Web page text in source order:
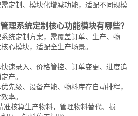
需定制、模块化增减功能，适配不同规模
理系统定制核心功能模块有哪些？
统定制方案，需覆盖订单、生产、物
心模块，适配全生产场景。
快速录入、价格管控、订单变更、进度追
产。
先级、设备产能、物料库存自动排程，
率。
准核算生产物料，管理物料替代、损